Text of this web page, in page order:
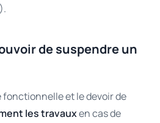
de suspendre un
fonctionnelle et le devoir de
les travauxen cas de